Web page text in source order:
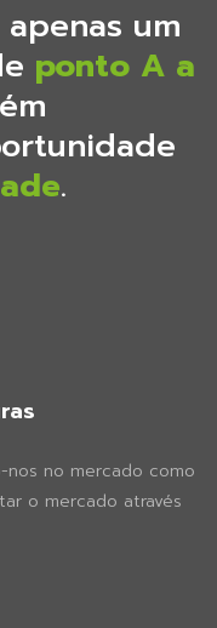
um
ponto A a
.
no mercado como
o mercado através